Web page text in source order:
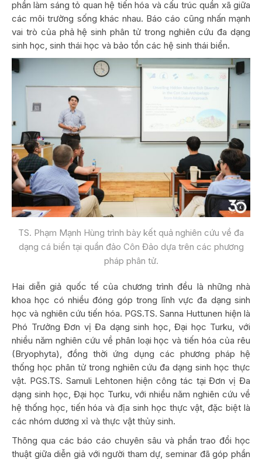
phần làm sáng tỏ quan hệ tiến hóa và cấu trúc quần xã giữa
các môi trường sống khác nhau. Báo cáo cũng nhấn mạnh
vai trò của phả hệ sinh phân tử trong nghiên cứu đa dạng
sinh học, sinh thái học và bảo tồn các hệ sinh thái biển.
TS. Phạm Mạnh Hùng trình bày kết quả nghiên cứu về đa
dạng cá biển tại quần đảo Côn Đảo dựa trên các phương
pháp phân tử.
Hai diễn giả quốc tế của chương trình đều là những nhà
khoa học có nhiều đóng góp trong lĩnh vực đa dạng sinh
học và nghiên cứu tiến hóa. PGS.TS. Sanna Huttunen hiện là
Phó Trưởng Đơn vị Đa dạng sinh học, Đại học Turku, với
nhiều năm nghiên cứu về phân loại học và tiến hóa của rêu
(Bryophyta), đồng thời ứng dụng các phương pháp hệ
thống học phân tử trong nghiên cứu đa dạng sinh học thực
vật. PGS.TS. Samuli Lehtonen hiện công tác tại Đơn vị Đa
dạng sinh học, Đại học Turku, với nhiều năm nghiên cứu về
hệ thống học, tiến hóa và địa sinh học thực vật, đặc biệt là
các nhóm dương xỉ và thực vật thủy sinh.
Thông qua các báo cáo chuyên sâu và phần trao đổi học
thuật giữa diễn giả với người tham dự, seminar đã góp phần